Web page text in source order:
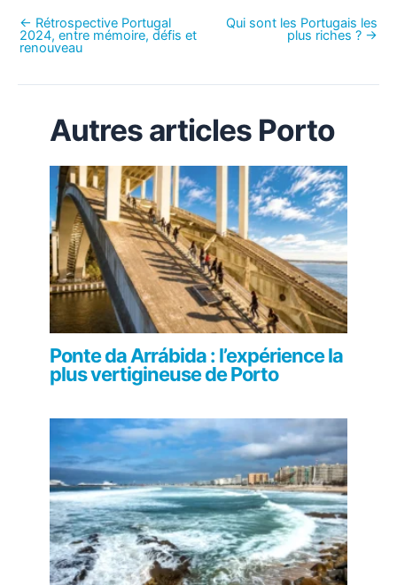
← Rétrospective Portugal
2024, entre mémoire, défis et
renouveau
Qui sont les Portugais les
plus riches ? →
Autres articles Porto
Ponte da Arrábida : l’expérience la
plus vertigineuse de Porto